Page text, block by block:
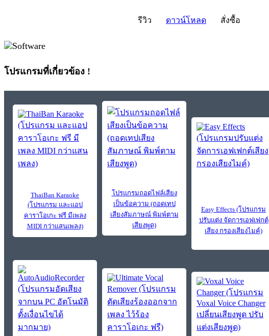
รีวิว ดาวน์โหลด สั่งซื้อ
โปรแกรมที่เกี่ยวข้อง !
ThaiBan Karaoke
(โปรแกรม และแอป
คาราโอเกะ ฟรี มีเพลง
MIDI กว่าแสนเพลง)
โปรแกรมถอดไฟล์เสียง
เป็นข้อความ (ถอดเทป
เสียงสัมภาษณ์ พิมพ์ตาม
เสียงพูด)
Easy Effects (โปรแกรม
ปรับแต่ง จัดการเอฟเฟกต์
เสียง กรองเสียงไมค์)